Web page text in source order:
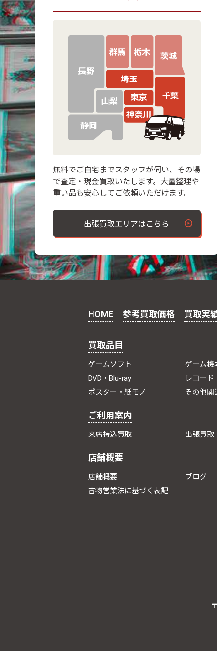
無料でご自宅までスタッフが伺い、その場
で査定・現金買取いたします。大量整理や
重い品も安心してご依頼いただけます。
出張買取エリアはこちら
HOME 参考買取価格 買取実
買取品目
ゲームソフト
ゲーム機
DVD・Blu-ray
レコード
ポスター・紙モノ
その他関
ご利用案内
来店持込買取 出張買取
店舗概要
店舗概要
ブログ
古物営業法に基づく表記